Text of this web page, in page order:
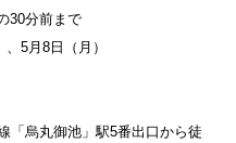
30分前まで
5月8日（月）
「烏丸御池」駅5番出口から徒